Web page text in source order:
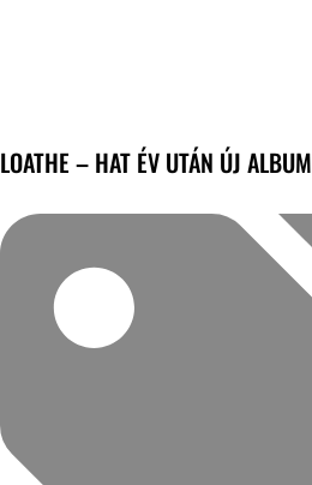
LOATHE – HAT ÉV UTÁN ÚJ ALBUM